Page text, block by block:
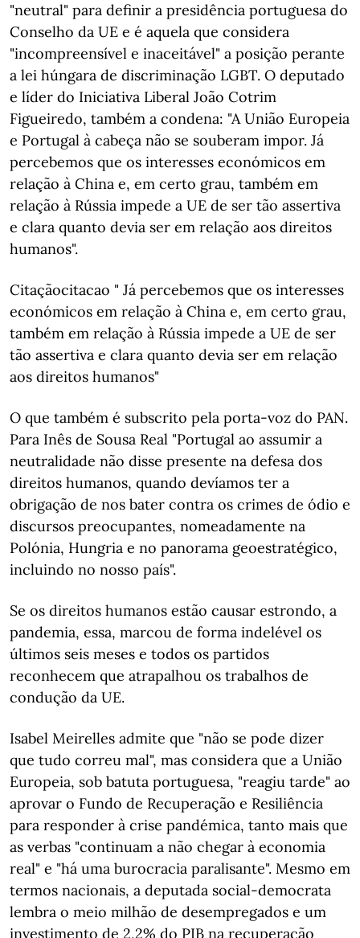
"neutral" para definir a presidência portuguesa do
Conselho da UE e é aquela que considera
"incompreensível e inaceitável" a posição perante
a lei húngara de discriminação LGBT. O deputado
e líder do Iniciativa Liberal João Cotrim
Figueiredo, também a condena: "A União Europeia
e Portugal à cabeça não se souberam impor. Já
percebemos que os interesses económicos em
relação à China e, em certo grau, também em
relação à Rússia impede a UE de ser tão assertiva
e clara quanto devia ser em relação aos direitos
humanos".
Citaçãocitacao " Já percebemos que os interesses
económicos em relação à China e, em certo grau,
também em relação à Rússia impede a UE de ser
tão assertiva e clara quanto devia ser em relação
aos direitos humanos"
O que também é subscrito pela porta-voz do PAN.
Para Inês de Sousa Real "Portugal ao assumir a
neutralidade não disse presente na defesa dos
direitos humanos, quando devíamos ter a
obrigação de nos bater contra os crimes de ódio e
discursos preocupantes, nomeadamente na
Polónia, Hungria e no panorama geoestratégico,
incluindo no nosso país".
Se os direitos humanos estão causar estrondo, a
pandemia, essa, marcou de forma indelével os
últimos seis meses e todos os partidos
reconhecem que atrapalhou os trabalhos de
condução da UE.
Isabel Meirelles admite que "não se pode dizer
que tudo correu mal", mas considera que a União
Europeia, sob batuta portuguesa, "reagiu tarde" ao
aprovar o Fundo de Recuperação e Resiliência
para responder à crise pandémica, tanto mais que
as verbas "continuam a não chegar à economia
real" e "há uma burocracia paralisante". Mesmo em
termos nacionais, a deputada social-democrata
lembra o meio milhão de desempregados e um
investimento de 2,2% do PIB na recuperação